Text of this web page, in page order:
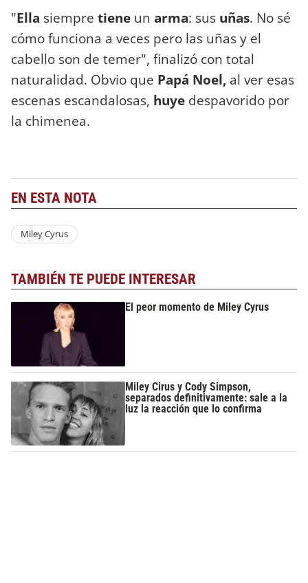
"Ella siempre tiene un arma: sus uñas. No sé
cómo funciona a veces pero las uñas y el
cabello son de temer", finalizó con total
naturalidad. Obvio que Papá Noel, al ver esas
escenas escandalosas, huye despavorido por
la chimenea.
EN ESTA NOTA
Miley Cyrus
TAMBIÉN TE PUEDE INTERESAR
El peor momento de Miley Cyrus
Miley Cirus y Cody Simpson,
separados definitivamente: sale a la
luz la reacción que lo confirma